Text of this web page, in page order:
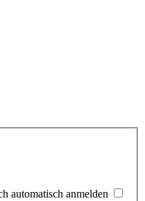
automatisch anmelden